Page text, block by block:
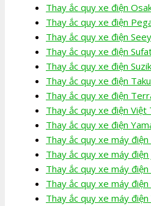
Thay ắc quy xe điện
Thay ắc quy xe điện
Thay ắc quy xe điện
Thay ắc quy xe điện
Thay ắc quy xe điện
Thay ắc quy xe điện
Thay ắc quy xe điện
Thay ắc quy xe điện Việt
Thay ắc quy xe điện
Thay ắc quy xe máy
Thay ắc quy xe máy điện
Thay ắc quy xe máy điện
Thay ắc quy xe máy
Thay ắc quy xe máy điện